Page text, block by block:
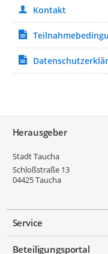
Kontakt
Herausgeber
Stadt Taucha
Schloßstraße 13
04425Taucha
Service
Beteiligungsportal